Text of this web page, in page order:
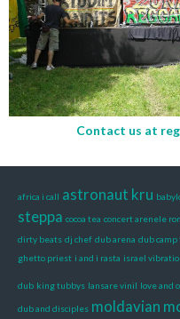
Contact us at
africa i call astronaut kru
steppa cocoa tea concert arenele
dirty beats dj chef dub arena dub
ghetto priest i and i rasta israel
dub king tubbys lansare vinil love and
dub and disciples moldavian